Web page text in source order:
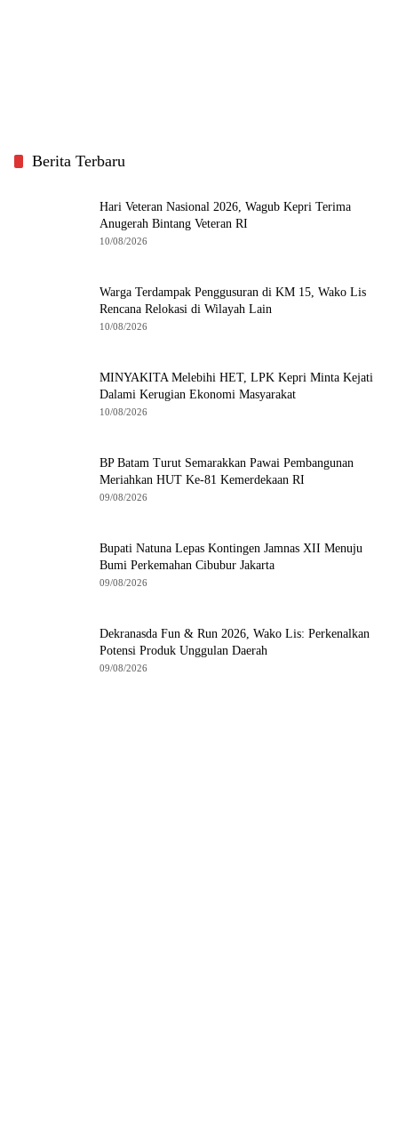
Berita Terbaru
Hari Veteran Nasional 2026, Wagub Kepri Terima
Anugerah Bintang Veteran RI
10/08/2026
Warga Terdampak Penggusuran di KM 15, Wako Lis
Rencana Relokasi di Wilayah Lain
10/08/2026
MINYAKITA Melebihi HET, LPK Kepri Minta Kejati
Dalami Kerugian Ekonomi Masyarakat
10/08/2026
BP Batam Turut Semarakkan Pawai Pembangunan
Meriahkan HUT Ke-81 Kemerdekaan RI
09/08/2026
Bupati Natuna Lepas Kontingen Jamnas XII Menuju
Bumi Perkemahan Cibubur Jakarta
09/08/2026
Dekranasda Fun & Run 2026, Wako Lis: Perkenalkan
Potensi Produk Unggulan Daerah
09/08/2026